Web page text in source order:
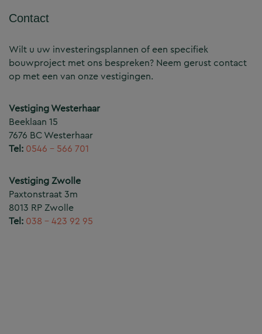
Contact
Wilt u uw investeringsplannen of een specifiek
bouwproject met ons bespreken? Neem gerust contact
op met een van onze vestigingen.
Vestiging Westerhaar
Beeklaan 15
7676 BC Westerhaar
Tel: 0546 – 566 701
Vestiging Zwolle
Paxtonstraat 3m
8013 RP Zwolle
Tel: 038 – 423 92 95